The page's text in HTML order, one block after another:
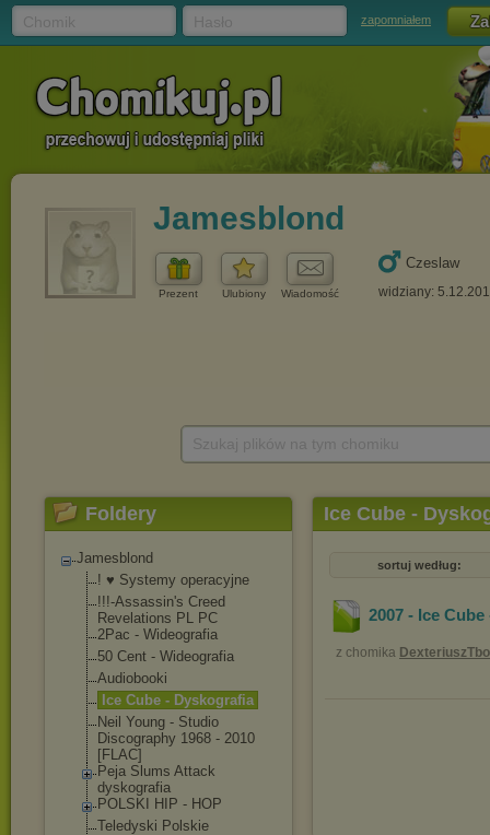
zapomniałem
Jamesblond
Prezent Ulubiony Wiadomość
Czeslaw
widziany:
Foldery
Jamesblond
! ♥ Systemy operacyjne
!!!-Assassin's Creed
Revelations PL PC
2Pac - Wideografia
50 Cent - Wideografia
Audiobooki
Ice Cube - Dyskografia
Neil Young - Studio
Discography 1968 - 2010
[FLAC]
Peja Slums Attack
dyskografia
POLSKI HIP - HOP
Teledyski Polskie
Ice Cube -
sortuj według:
2007 - Ice
z chomika DexteriuszTbo